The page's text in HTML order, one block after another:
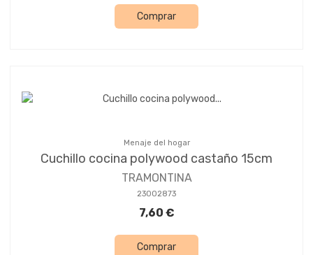
Comprar
Menaje del hogar
Cuchillo cocina polywood castaño 15cm
TRAMONTINA
23002873
7,60 €
Comprar